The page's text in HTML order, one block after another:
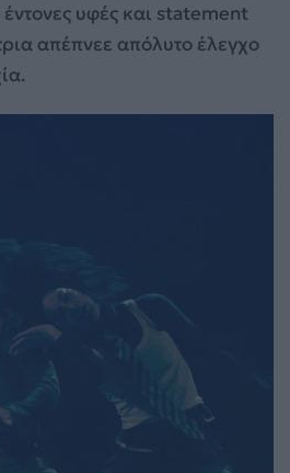
έντονες υφές και statement
απέπνεε απόλυτο έλεγχο